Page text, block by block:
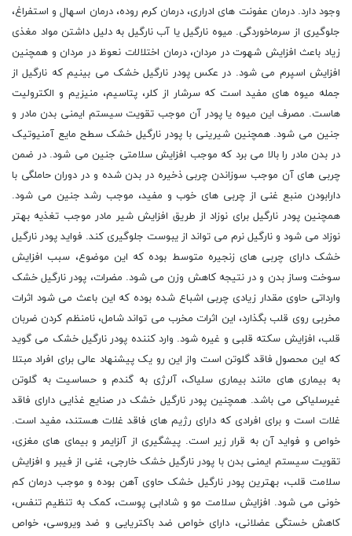
وجود دارد. درمان عفونت های ادراری، درمان کرم روده، درمان اسهال و استفراغ،
جلوگیری از سرماخوردگی. میوه نارگیل یا آب نارگیل به دلیل داشتن مواد مغذی
زیاد باعث افزایش شهوت در مردان، درمان اختلالات نعوظ در مردان و همچنین
افزایش اسپرم می شود. در عکس پودر نارگیل خشک می بینیم که نارگیل از
جمله میوه های مفید است که سرشار از کلر، پتاسیم، منیزیم و الکترولیت
هاست. مصرف این میوه یا پودر آن موجب تقویت سیستم ایمنی بدن مادر و
جنین می شود. همچنین شیرینی با پودر نارگیل خشک سطح مایع آمنیوتیک
در بدن مادر را بالا می برد که موجب افزایش سلامتی جنین می شود. در ضمن
چربی های آن موجب سوزاندن چربی ذخیره در بدن شده و در دوران حاملگی با
دارابودن منبع غنی از چربی های خوب و مفید، موجب رشد جنین می شود.
همچنین پودر نارگیل برای نوزاد از طریق افزایش شیر مادر موجب تغذیه بهتر
نوزاد می شود و نارگیل نرم می تواند از یبوست جلوگیری کند. فواید پودر نارگیل
خشک دارای چربی های زنجیره متوسط بوده که این موضوع، سبب افزایش
سوخت وساز بدن و در نتیجه کاهش وزن می شود. مضرات، پودر نارگیل خشک
وارداتی حاوی مقدار زیادی چربی اشباع شده بوده که این باعث می شود اثرات
مخربی روی قلب بگذارد، این اثرات مخرب می تواند شامل، نامنظم کردن ضربان
قلب، افزایش سکته قلبی و غیره شود. وارد کننده پودر نارگیل خشک می گوید
که این محصول فاقد گلوتن است واز این رو یک پیشنهاد عالی برای افراد مبتلا
به بیماری های مانند بیماری سلیاک، آلرژی به گندم و حساسیت به گلوتن
غیرسلیاکی می باشد. همچنین پودر نارگیل خشک در صنایع غذایی دارای فاقد
غلات است و برای افرادی که دارای رژیم های فاقد غلات هستند، مفید است.
خواص و فواید آن به قرار زیر است. پیشگیری از آلزایمر و بیمای های مغزی،
تقویت سیستم ایمنی بدن با پودر نارگیل خشک خارجی، غنی از فیبر و افزایش
سلامت قلب، بهترین پودر نارگیل خشک حاوی آهن بوده و موجب درمان کم
خونی می شود. افزایش سلامت مو و شادابی پوست، کمک به تنظیم تنفس،
کاهش خستگی عضلانی، دارای خواص ضد باکتریایی و ضد ویروسی، خواص